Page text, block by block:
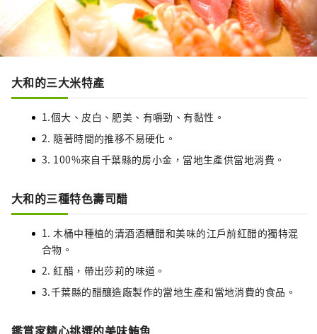
大和的三大米特產
1.個大、皮白、肥美、有嚼勁、有黏性。
2. 隨著時間的推移不易硬化。
3. 100%來自千葉縣的房小金，當地生產供當地消費。
大和的三種特色壽司醋
1. 木桶中種植的清酒酒糟醋和美味的江戶前紅醋的獨特混
合物。
2. 紅醋，帶出莎莉的味道。
3.千葉縣的醋釀造廠製作的當地生產和當地消費的食品。
鑑賞家精心挑選的美味鮪魚